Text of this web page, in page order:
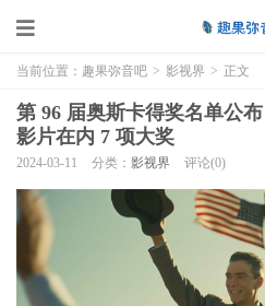
当前位置： 趣果弥音吧 > 影视界 > 正文
第 96 届奥斯卡得奖名单公
影片在内 7 项大奖
2024-03-11 分类： 影视界 评论(0)